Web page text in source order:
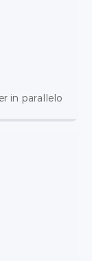
in parallelo